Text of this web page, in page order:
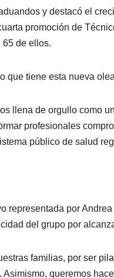
y destacó el
promoción de
65 de ellos.
que tiene esta nueva
llena de orgullo como
profesionales
público de salud
representada por
del grupo por
familias, por ser
queremos